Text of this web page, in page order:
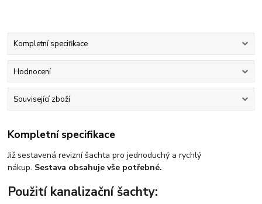
Kompletní specifikace
Hodnocení
Související zboží
Kompletní specifikace
Již sestavená revizní šachta pro jednoduchý a rychlý
nákup. Sestava obsahuje vše potřebné.
Použití kanalizační šachty: